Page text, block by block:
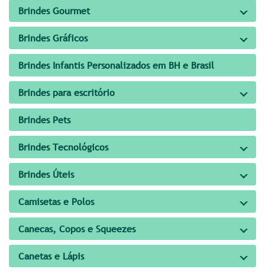
Brindes Gourmet
Brindes Gráficos
Brindes Infantis Personalizados em BH e Brasil
Brindes para escritório
Brindes Pets
Brindes Tecnológicos
Brindes Úteis
Camisetas e Polos
Canecas, Copos e Squeezes
Canetas e Lápis